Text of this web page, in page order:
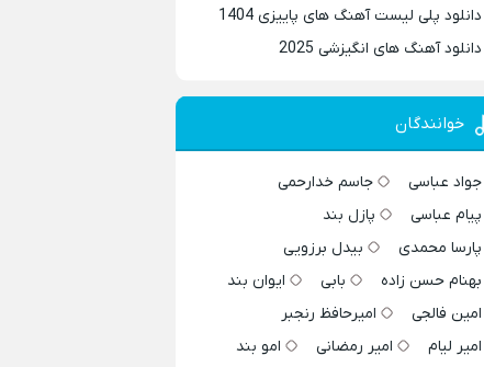
دانلود پلی لیست آهنگ های پاییزی 1404
دانلود آهنگ های انگیزشی 2025
خوانندگان
جواد عباسی
جاسم خدارحمی
پیام عباسی
پازل بند
پارسا محمدی
بیدل برزویی
بهنام حسن زاده
بابی
ایوان بند
امین فالجی
امیرحافظ رنجبر
امیر لیام
امیر رمضانی
امو بند